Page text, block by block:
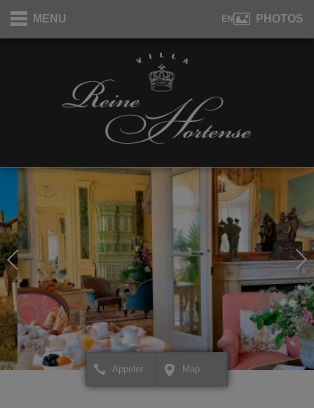
MENU EN PHOTOS
×
Appeler Map